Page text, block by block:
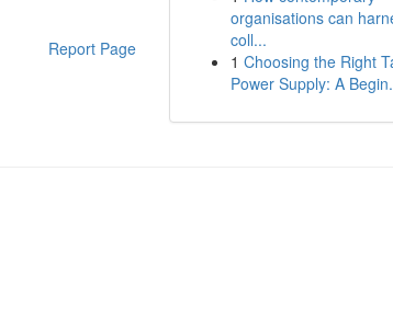
Report Page
organisations can
coll...
1 Choosing the Right
Power Supply: A